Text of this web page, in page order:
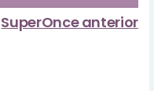
SuperOnce anterior